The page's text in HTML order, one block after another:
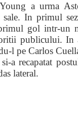
a urma
In primul
gol intr-un
publicului.
l pe Carlos
a recapatat
lateral.